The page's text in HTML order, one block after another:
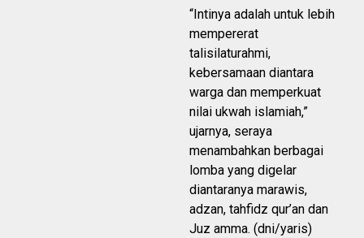
“Intinya adalah untuk lebih
mempererat
talisilaturahmi,
kebersamaan diantara
warga dan memperkuat
nilai ukwah islamiah,”
ujarnya, seraya
menambahkan berbagai
lomba yang digelar
diantaranya marawis,
adzan, tahfidz qur’an dan
Juz amma. (dni/yaris)